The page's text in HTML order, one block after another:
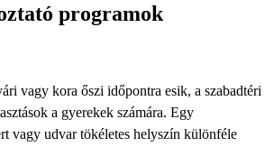
programok
vagy kora őszi időpontra esik, a szabadtéri
a gyerekek számára. Egy
vagy udvar tökéletes helyszín különféle